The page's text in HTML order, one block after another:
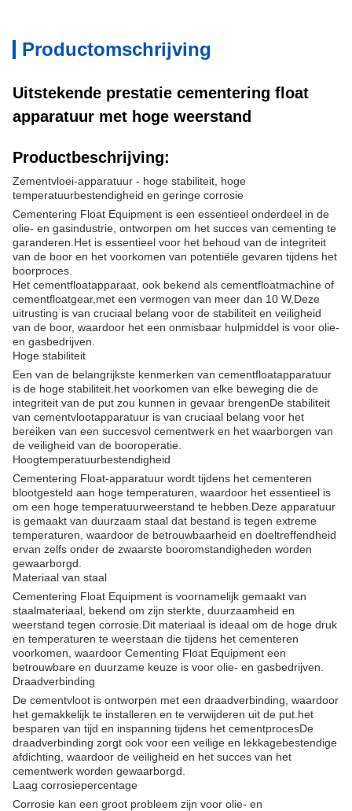
Productomschrijving
Uitstekende prestatie cementering float
apparatuur met hoge weerstand
Productbeschrijving:
Zementvloei-apparatuur - hoge stabiliteit, hoge
temperatuurbestendigheid en geringe corrosie
Cementering Float Equipment is een essentieel onderdeel in de
olie- en gasindustrie, ontworpen om het succes van cementing te
garanderen.Het is essentieel voor het behoud van de integriteit
van de boor en het voorkomen van potentiële gevaren tijdens het
boorproces.
Het cementfloatapparaat, ook bekend als cementfloatmachine of
cementfloatgear,met een vermogen van meer dan 10 W,Deze
uitrusting is van cruciaal belang voor de stabiliteit en veiligheid
van de boor, waardoor het een onmisbaar hulpmiddel is voor olie-
en gasbedrijven.
Hoge stabiliteit
Een van de belangrijkste kenmerken van cementfloatapparatuur
is de hoge stabiliteit.het voorkomen van elke beweging die de
integriteit van de put zou kunnen in gevaar brengenDe stabiliteit
van cementvlootapparatuur is van cruciaal belang voor het
bereiken van een succesvol cementwerk en het waarborgen van
de veiligheid van de booroperatie.
Hoogtemperatuurbestendigheid
Cementering Float-apparatuur wordt tijdens het cementeren
blootgesteld aan hoge temperaturen, waardoor het essentieel is
om een hoge temperatuurweerstand te hebben.Deze apparatuur
is gemaakt van duurzaam staal dat bestand is tegen extreme
temperaturen, waardoor de betrouwbaarheid en doeltreffendheid
ervan zelfs onder de zwaarste booromstandigheden worden
gewaarborgd.
Materiaal van staal
Cementering Float Equipment is voornamelijk gemaakt van
staalmateriaal, bekend om zijn sterkte, duurzaamheid en
weerstand tegen corrosie.Dit materiaal is ideaal om de hoge druk
en temperaturen te weerstaan die tijdens het cementeren
voorkomen, waardoor Cementing Float Equipment een
betrouwbare en duurzame keuze is voor olie- en gasbedrijven.
Draadverbinding
De cementvloot is ontworpen met een draadverbinding, waardoor
het gemakkelijk te installeren en te verwijderen uit de put.het
besparen van tijd en inspanning tijdens het cementprocesDe
draadverbinding zorgt ook voor een veilige en lekkagebestendige
afdichting, waardoor de veiligheid en het succes van het
cementwerk worden gewaarborgd.
Laag corrosiepercentage
Corrosie kan een groot probleem zijn voor olie- en